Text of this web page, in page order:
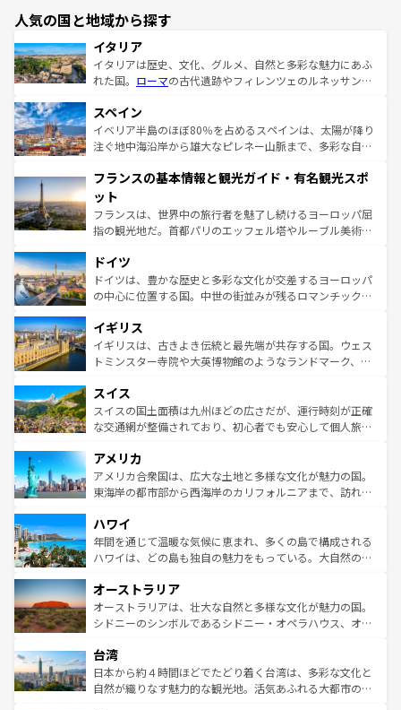
人気の国と地域から探す
イタリア
イタリアは歴史、文化、グルメ、自然と多彩な魅力にあふ
れた国。 ローマの古代遺跡やフィレンツェのルネッサンス
ろん、トスカーナの美しい田園風景やアマルフィ海岸の絶
景など、自然景観も見逃せない。観光の合間には、本場の
ピザやパスタなど、絶品のイタリア料理を堪能することも
ませてくれるイタリアで、忘れられない旅をしてみよう！
なお、新着のイタリア情報は
しい。
スペイン
イベリア半島のほぼ80％を占めるスペインは、太陽が降り
注ぐ地中海沿岸から雄大なピレネー山脈まで、多彩な自然
文化が根付くこの国では、情熱的なフラメンコ、熱気あふ
れる闘牛、そして美味しいタパスが生活の一部となってい
る。首都マドリードの洗練された雰囲気や、バルセロナの
アートに溢れた街角から、地方では古代ローマ遺跡や中世
せる。地方によって風土や気候が異なるスペインはその個
性で訪れる人を魅了する。 なお、新着のスペイン情報は コ
ンテンツ一覧を参照してほしい。
フランスの基本情報と観光ガイド・有名観光スポ
ット
フランスは、世界中の旅行者を魅了し続けるヨーロッパ屈
指の観光地だ。首都パリのエッフェル塔やルーブル美術館
で、幅広い魅力が詰まっている。華麗な宮殿、歴史的な大
聖堂、美しいビーチ、そして豊かな自然が、訪れる者を心
から魅了する。また、フランスは美食の国としても知ら
いる。シャンパンの発祥地であるランス、プロヴァンスの
香り高いラベンダー畑など、多彩な楽しみ方が可能だ。さ
らに、パリ以外の地域にも魅力が溢れており、どの街角に
れる地方に足を運ぶとそれぞれで全く異なる文化を体験で
きるだろう。 なお、新着のフランス情報はコンテンツ一覧
を参照してほしい。
ドイツ
ドイツは、豊かな歴史と多彩な文化が交差するヨーロッパ
の中心に位置する国。中世の街並みが残るロマンチック街
顔を持つこの国は、どこを歩いても飽きることがない。ベ
ルリンの文化的活気、バイエルン州のアルプスの絶景、そ
してライン川沿いのワイン畑といった風景は必見。ビール
は、お酒好きな人にはぜひ体験してほしい。 なお、新着の
ドイツ情報はコンテンツ一覧を参照してほしい。
イギリス
イギリスは、古きよき伝統と最先端が共存する国。ウェス
トミンスター寺院や大英博物館のようなランドマーク、歴
リアごとに異なる魅力がある。また、優雅なアフタヌーン
ティー、ビール好きにはたまらない英国パブ、サッカー観
戦など、本場だからこそできる体験も豊富。イギリスを旅
ンツ一覧を参照してほしい。
スイス
スイスの国土面積は九州ほどの広さだが、運行時刻が正確
な交通網が整備されており、初心者でも安心して個人旅行
の建物がそのまま残る町や、スイスならではのユニークな
博物館もあり、アルプス観光だけでなく町歩きも満喫する
ことができる。国民の所得が高いため物価も高いが、旅行
ば市内交通費無料で観光を楽しむこともできる。 なお、新
着のスイス情報はコンテンツ一覧 を参照してほしい。
アメリカ
アメリカ合衆国は、広大な土地と多様な文化が魅力の国。
東海岸の都市部から西海岸のカリフォルニアまで、訪れる
のような巨大都市は、観光、ショッピング、エンターテイ
ンメントが詰まった刺激的なスポットだ。一方、アメリカ
西部には大自然が広がり、グランドキャニオンやイエロー
部のニューオーリンズでは、音楽と美食が融合した独特の
文化が魅力。旅行者はアメリカの各地域で異なる魅力を楽
しみながら、その多様性と豊かな歴史を感じることができ
ならではの贅沢な旅のスタイルだ。 なお、新着のアメリカ
情報はコンテンツ一覧を参照してほしい。
ハワイ
年間を通じて温暖な気候に恵まれ、多くの島で構成される
ハワイは、どの島も独自の魅力をもっている。大自然の神
ワイ島は見逃せない。また、定番の観光地といえばオアフ
島だが、静かな自然を求めるならマウイ島やカウアイ島が
おすすめ。エメラルドグリーンに輝く海をはじめ、豊かな
れるおもてなしの心で訪れる人々を迎えてくれるハワイの
人々、おいしいローカルフードやハワイアンミュージッ
ク、伝統的なフラダンスなど、すべてがハワイの魅力を彩
オーストラリア
オーストラリアは、壮大な自然と多様な文化が魅力の国。
シドニーのシンボルであるシドニー・オペラハウス、オー
リアリーフや大陸中央部にそびえるウルル（エアーズロッ
ク）、タスマニアの美しい原生林やケアンズの熱帯雨林な
ど、見どころがたくさん。また、カフェやワイン、オージ
台湾
日本から約４時間ほどでたどり着く台湾は、多彩な文化と
自然が織りなす魅力的な観光地。活気あふれる大都市の台